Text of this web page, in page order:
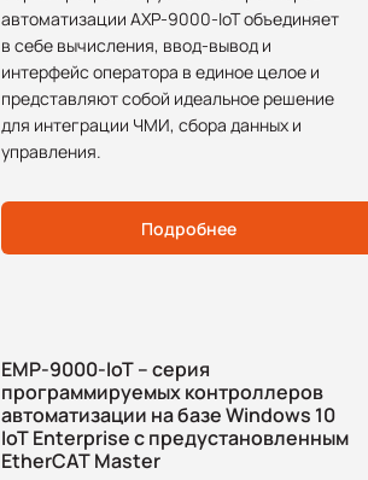
автоматизации AXP-9000-IoT объединяет
в себе вычисления, ввод-вывод и
интерфейс оператора в единое целое и
представляют собой идеальное решение
для интеграции ЧМИ, сбора данных и
управления.
Подробнее
EMP-9000-IoT – серия
программируемых контроллеров
автоматизации на базе Windows 10
IoT Enterprise с предустановленным
EtherCAT Master